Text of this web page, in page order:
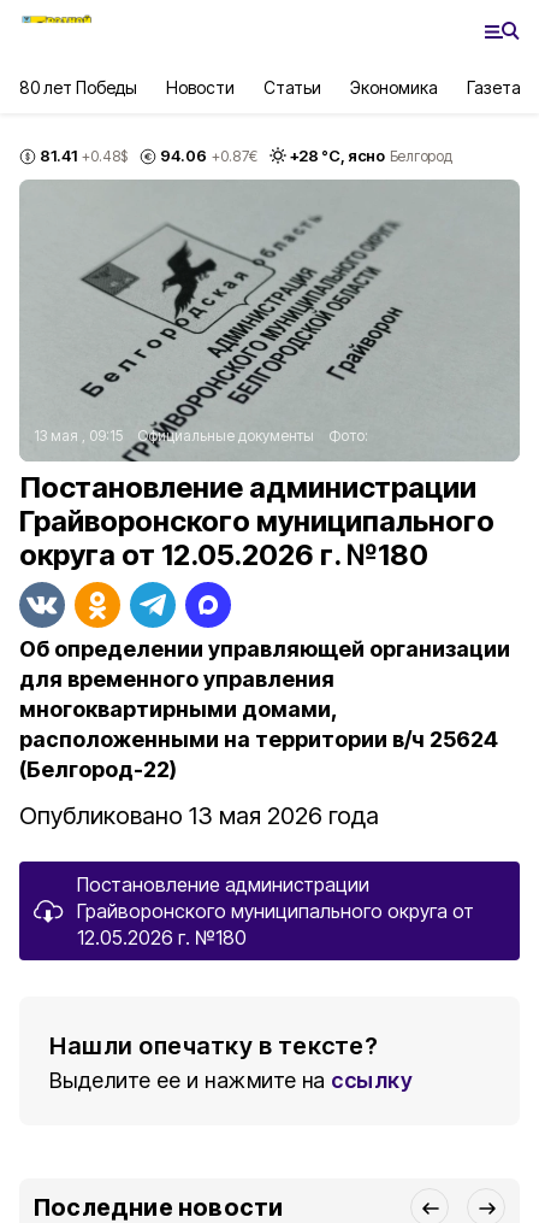
80 лет Победы Новости Статьи Экономика Газета
81.41 +0.48$ 94.06 +0.87€ +28 °С, ясно Белгород
13 мая , 09:15 Официальные документы Фото:
Постановление администрации
Грайворонского муниципального
округа от 12.05.2026 г. №180
Об определении управляющей организации
для временного управления
многоквартирными домами,
расположенными на территории в/ч 25624
(Белгород-22)
Опубликовано 13 мая 2026 года
Постановление администрации
Грайворонского муниципального округа от
12.05.2026 г. №180
Нашли опечатку в тексте?
Выделите ее и нажмите на ссылку
Последние новости